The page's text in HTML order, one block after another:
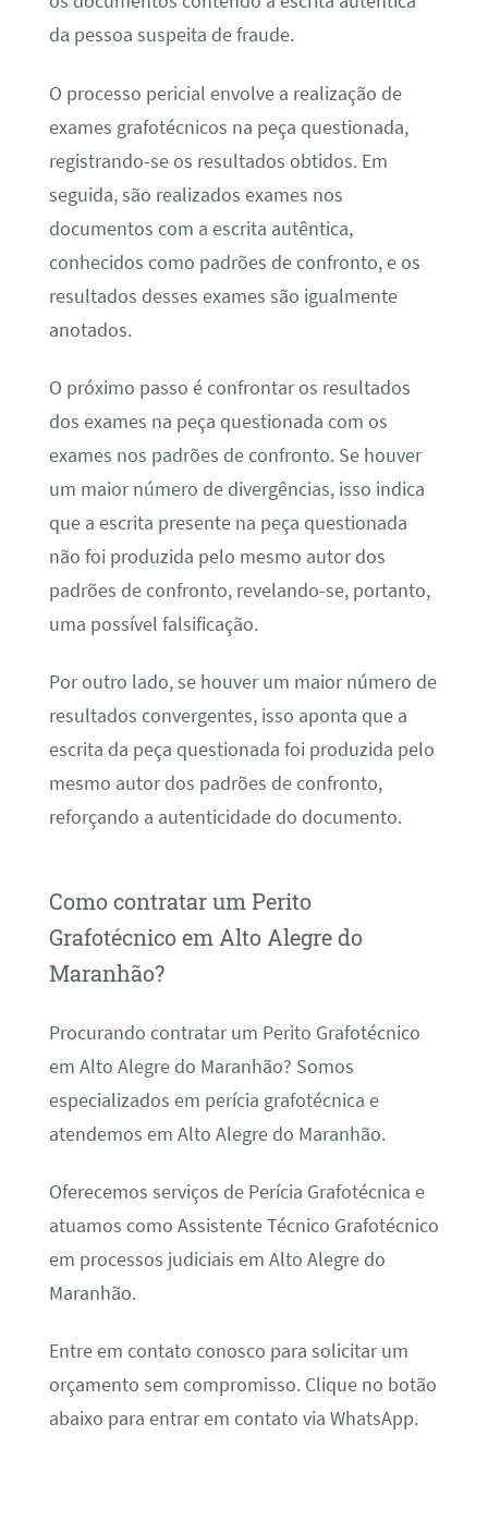
da pessoa suspeita de fraude.
O processo pericial envolve a realização de
exames grafotécnicos na peça questionada,
registrando-se os resultados obtidos. Em
seguida, são realizados exames nos
documentos com a escrita autêntica,
conhecidos como padrões de confronto, e os
resultados desses exames são igualmente
anotados.
O próximo passo é confrontar os resultados
dos exames na peça questionada com os
exames nos padrões de confronto. Se houver
um maior número de divergências, isso indica
que a escrita presente na peça questionada
não foi produzida pelo mesmo autor dos
padrões de confronto, revelando-se, portanto,
uma possível falsificação.
Por outro lado, se houver um maior número de
resultados convergentes, isso aponta que a
escrita da peça questionada foi produzida pelo
mesmo autor dos padrões de confronto,
reforçando a autenticidade do documento.
Como contratar um Perito
Grafotécnico em Alto Alegre do
Maranhão?
Procurando contratar um Perito Grafotécnico
em Alto Alegre do Maranhão? Somos
especializados em perícia grafotécnica e
atendemos em Alto Alegre do Maranhão.
Oferecemos serviços de Perícia Grafotécnica e
atuamos como Assistente Técnico Grafotécnico
em processos judiciais em Alto Alegre do
Maranhão.
Entre em contato conosco para solicitar um
orçamento sem compromisso. Clique no botão
abaixo para entrar em contato via WhatsApp.